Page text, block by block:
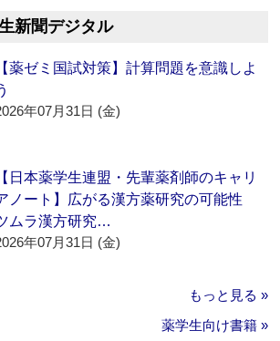
新聞デジタル
【薬ゼミ国試対策】計算問題を意識しよ
年07月31日 (金)
【日本薬学生連盟・先輩薬剤師のキャリ
ノート】広がる漢方薬研究の可能性
ムラ漢方研究…
年07月31日 (金)
もっと見る »
薬学生向け書籍 »